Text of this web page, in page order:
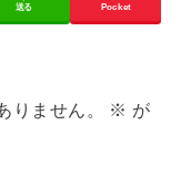
送る Pocket
りません。 ※ が